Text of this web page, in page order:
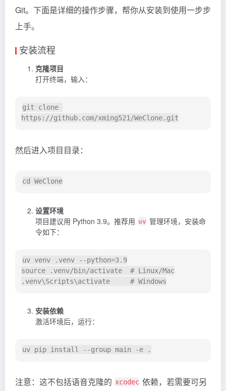
Git。下面是详细的操作步骤，帮你从安装到使用一步步
上手。
安装流程
克隆项目
打开终端，输入：
git clone
然后进入项目目录：
设置环境
项目建议用 Python 3.9。推荐用 uv 管理环境，安装命
令如下：
uv venv .venv --python=3.9
source .venv/bin/activate  # Linux/Mac
安装依赖
激活环境后，运行：
注意：这不包括语音克隆的 xcodec 依赖，若需要可另